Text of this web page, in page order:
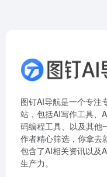
图钉AI导航是一个专注
站，包括AI写作工具、
码编程工具、以及其他
作者精心筛选，你拿去
包含了AI相关资讯以及
生产力。